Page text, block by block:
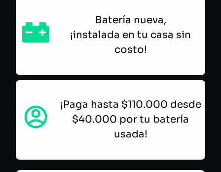
Batería nueva,
¡instalada en tu casa sin
costo!
¡Paga hasta $110.000 desde
$40.000 por tu batería
usada!